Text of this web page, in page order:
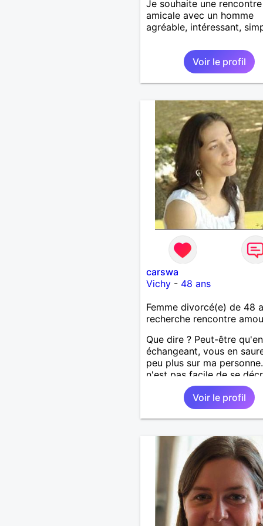
Je souhaite une rencontre
amicale avec un homme
agréable, intéressant,
Voir le profil
carswa
Vichy- 48 ans
Femme divorcé(e) de 48
recherche rencontre
Que dire ? Peut-être qu'en
échangeant, vous en
peu plus sur ma
n'est pas facile de se
soi-même
Voir le profil